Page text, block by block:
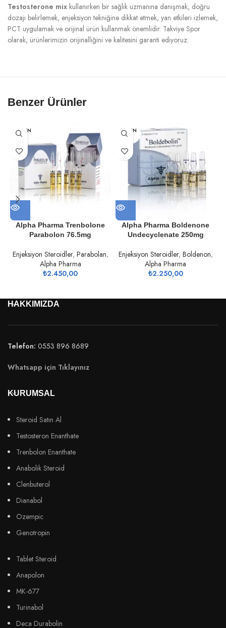
Testosterone mix kullanırken bir sağlık uzmanına danışmak, doğru
dozajı belirlemek, enjeksiyon tekniğine dikkat etmek, yan etkileri izlemek,
PCT uygulamak ve orijinal ürün kullanmak önemlidir. Takviye Spor
olarak, ürünlerimizin orijinalliğini ve kalitesini garanti ediyoruz.
Benzer Ürünler
TÜKEN
DI
Alpha Pharma Trenbolone
Parabolon 76.5mg
Enjeksiyon Steroidler, Parabolan,
Alpha Pharma
₺2.450,00
TÜKEN
DI
Alpha Pharma Boldenone
Undecyclenate 250mg
Enjeksiyon Steroidler, Boldenon,
Alpha Pharma
₺2.250,00
HAKKIMIZDA
Telefon: 0553 896 8689
Whatsapp için Tıklayınız
KURUMSAL
Steroid Satın Al
Testosteron Enanthate
Trenbolon Enanthate
Anabolik Steroid
Clenbuterol
Dianabol
Ozempic
Genotropin
Tablet Steroid
Anapolon
MK-677
Turinabol
Deca Durabolin